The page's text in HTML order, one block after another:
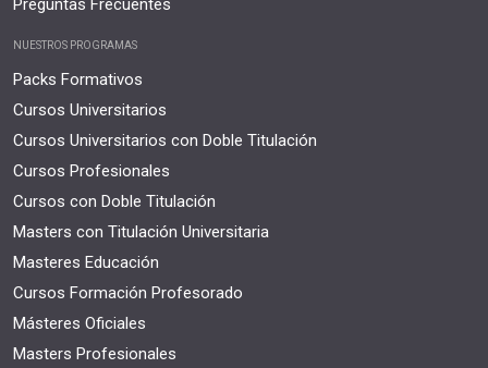
Preguntas Frecuentes
NUESTROS PROGRAMAS
Packs Formativos
Cursos Universitarios
Cursos Universitarios con Doble Titulación
Cursos Profesionales
Cursos con Doble Titulación
Masters con Titulación Universitaria
Masteres Educación
Cursos Formación Profesorado
Másteres Oficiales
Masters Profesionales